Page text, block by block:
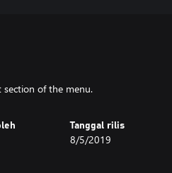
of the menu.
Tanggal rilis
8/5/2019